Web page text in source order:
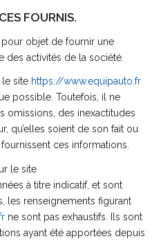
FOURNIS.
pour objet de fournir une
des activités de la société.
le site https://www.equipauto.fr
possible. Toutefois, il ne
omissions, des inexactitudes
qu’elles soient de son fait ou
ces informations.
le site
à titre indicatif, et sont
les renseignements figurant
ne sont pas exhaustifs. Ils sont
ayant été apportées depuis